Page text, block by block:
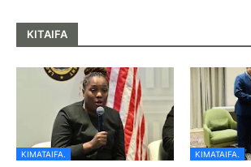
KITAIFA
KIMATAIFA. KIMATAIFA.